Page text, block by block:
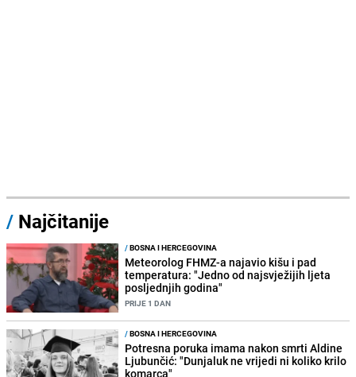
/ Najčitanije
/BOSNA I HERCEGOVINA
Meteorolog FHMZ-a najavio kišu i pad
temperatura: "Jedno od najsvježijih ljeta
posljednjih godina"
PRIJE 1 DAN
/BOSNA I HERCEGOVINA
Potresna poruka imama nakon smrti Aldine
Ljubunčić: "Dunjaluk ne vrijedi ni koliko krilo
komarca"